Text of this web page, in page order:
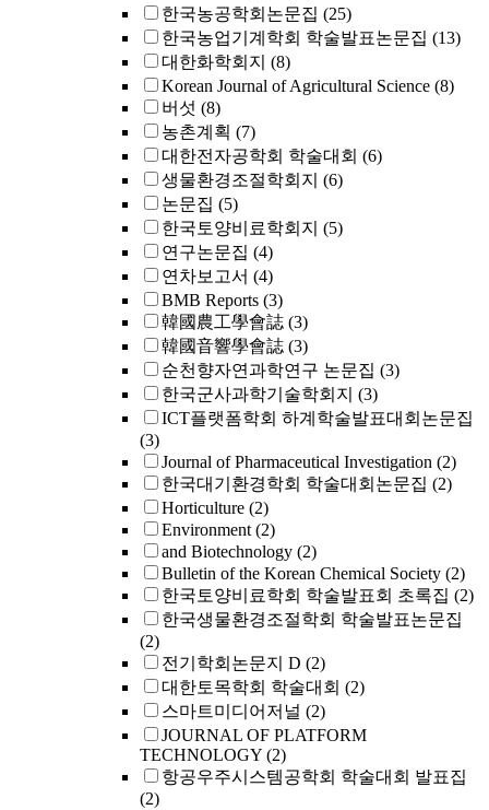
한국농공학회논문집 (25)
한국농업기계학회 학술발표논문집 (13)
대한화학회지 (8)
Korean Journal of Agricultural Science (8)
버섯 (8)
농촌계획 (7)
대한전자공학회 학술대회 (6)
생물환경조절학회지 (6)
논문집 (5)
한국토양비료학회지 (5)
연구논문집 (4)
연차보고서 (4)
BMB Reports (3)
韓國農工學會誌 (3)
韓國音響學會誌 (3)
순천향자연과학연구 논문집 (3)
한국군사과학기술학회지 (3)
ICT플랫폼학회 하계학술발표대회논문집
(3)
Journal of Pharmaceutical Investigation (2)
한국대기환경학회 학술대회논문집 (2)
Horticulture (2)
Environment (2)
and Biotechnology (2)
Bulletin of the Korean Chemical Society (2)
한국토양비료학회 학술발표회 초록집 (2)
한국생물환경조절학회 학술발표논문집
(2)
전기학회논문지 D (2)
대한토목학회 학술대회 (2)
스마트미디어저널 (2)
JOURNAL OF PLATFORM
TECHNOLOGY (2)
항공우주시스템공학회 학술대회 발표집
(2)